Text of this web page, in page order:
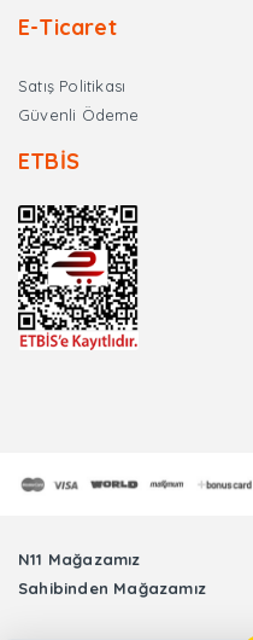
E-Ticaret
Satış Politikası
Güvenli Ödeme
ETBİS
N11 Mağazamız
Sahibinden Mağazamız